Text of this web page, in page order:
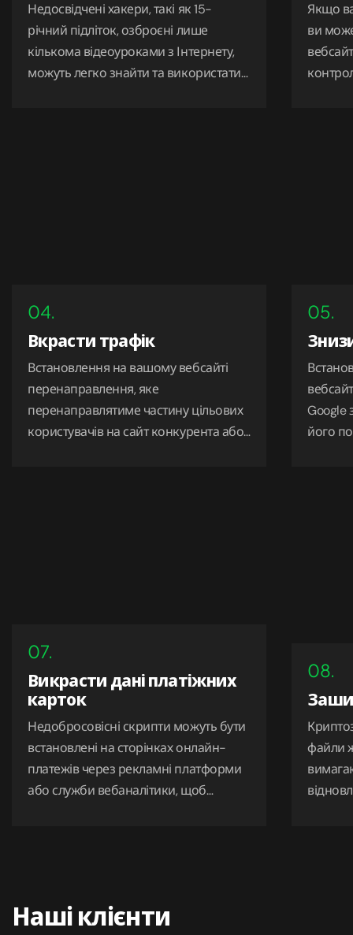
Недосвідчені хакери, такі як 15-
річний підліток, озброєні лише
кількома відеоуроками з Інтернету,
можуть легко знайти та використати
Якщо
ви
04.
Вкрасти трафік
Встановлення на вашому вебсайті
перенаправлення, яке
перенаправлятиме частину цільових
користувачів на сайт конкурента або
05.
Google
його
07.
Викрасти дані платіжних
карток
Недобросовісні скрипти можуть бути
встановлені на сторінках онлайн-
платежів через рекламні платформи
або служби вебаналітики, щоб
08.
файли
Наші клієнти